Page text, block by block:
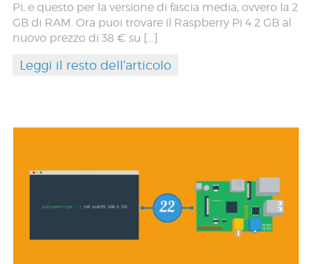
Pi, e questo per la versione di fascia media, ovvero la 2
GB di RAM. Ora puoi trovare il Raspberry Pi 4 2 GB al
nuovo prezzo di 38 € su […]
Leggi il resto dell'articolo